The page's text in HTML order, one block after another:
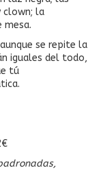
clown; la
se repite la
iguales del todo,
tú